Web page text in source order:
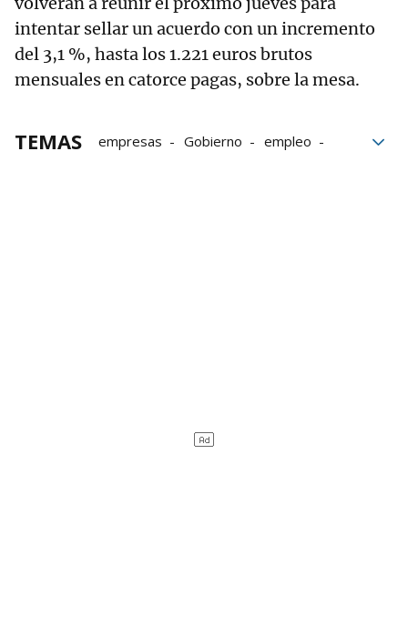
intentar sellar un acuerdo con un incremento
del 3,1 %, hasta los 1.221 euros brutos
mensuales en catorce pagas, sobre la mesa.
TEMAS empresas Gobierno
empleo